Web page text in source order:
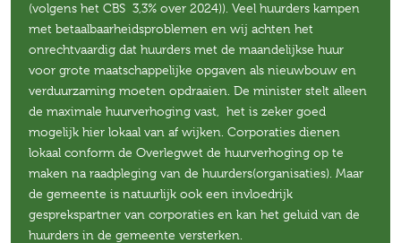
(volgens het CBS 3,3% over 2024)). Veel huurders kampen
met betaalbaarheidsproblemen en wij achten het
onrechtvaardig dat huurders met de maandelijkse huur
voor grote maatschappelijke opgaven als nieuwbouw en
verduurzaming moeten opdraaien. De minister stelt alleen
de maximale huurverhoging vast, het is zeker goed
mogelijk hier lokaal van af wijken. Corporaties dienen
lokaal conform de Overlegwet de huurverhoging op te
maken na raadpleging van de huurders(organisaties). Maar
de gemeente is natuurlijk ook een invloedrijk
gesprekspartner van corporaties en kan het geluid van de
huurders in de gemeente versterken.